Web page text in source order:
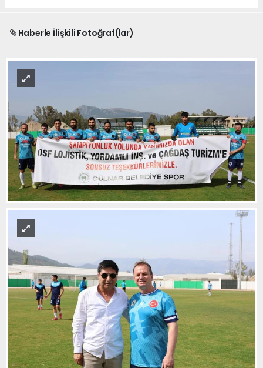
Haberle İlişkili Fotoğraf(lar)